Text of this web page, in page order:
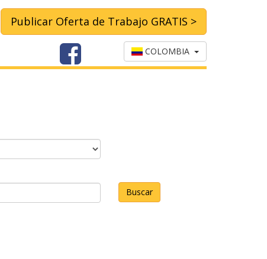
Publicar Oferta de Trabajo GRATIS >
COLOMBIA
Buscar